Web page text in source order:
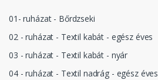
01- ruházat - Bőrdzseki
02 - ruházat - Textil kabát - egész éves
03 - ruházat - Textil kabát - nyár
04 - ruházat - Textil nadrág - egész éves